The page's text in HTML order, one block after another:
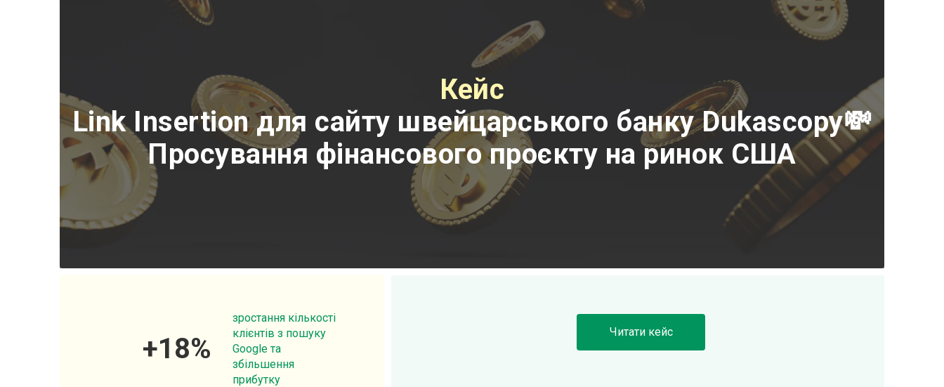
Кейс
Link Insertion для сайту швейцарського банку Dukascopy💸
Просування фінансового проєкту на ринок США
+18%
зростання кількості
клієнтів з пошуку
Google та
збільшення
прибутку
Читати кейс